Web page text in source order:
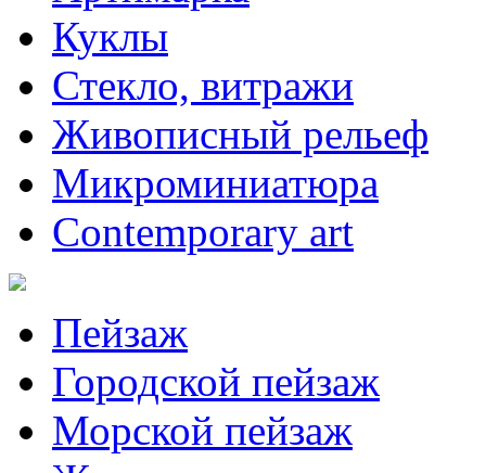
Куклы
Стекло, витражи
Живописный рельеф
Микроминиатюра
Contemporary art
Пейзаж
Городской пейзаж
Морской пейзаж